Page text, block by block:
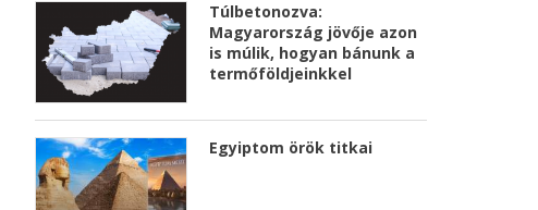
Túlbetonozva:
Magyarország jövője azon
is múlik, hogyan bánunk a
termőföldjeinkkel
Egyiptom örök titkai